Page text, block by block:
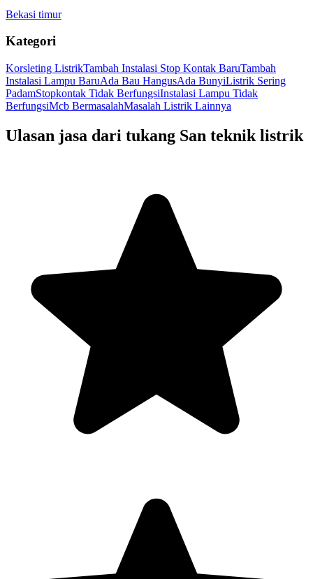
Bekasi timur
Kategori
Korsleting ListrikTambah Instalasi Stop Kontak BaruTambah
Instalasi Lampu BaruAda Bau HangusAda BunyiListrik Sering
PadamStopkontak Tidak BerfungsiInstalasi Lampu Tidak
BerfungsiMcb BermasalahMasalah Listrik Lainnya
Ulasan jasa dari tukang San teknik listrik